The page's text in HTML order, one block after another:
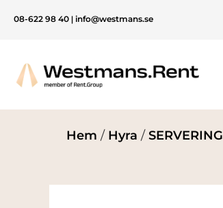
08-622 98 40 | info@westmans.se
Hem / Hyra /SERVERING